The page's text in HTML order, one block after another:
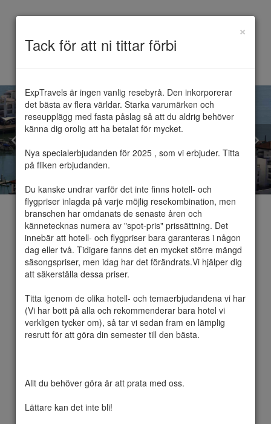
Tack för att ni tittar förbi
×
ExpTravels är ingen vanlig resebyrå. Den inkorporerar
det bästa av flera världar. Starka varumärken och
reseupplägg med fasta påslag så att du aldrig behöver
känna dig orolig att ha betalat för mycket.
Nya specialerbjudanden för 2025 , som vi erbjuder. Titta
på fliken erbjudanden.
Du kanske undrar varför det inte finns hotell- och
flygpriser inlagda på varje möjlig resekombination, men
branschen har omdanats de senaste åren och
kännetecknas numera av "spot-pris" prissättning. Det
innebär att hotell- och flygpriser bara garanteras i någon
dag eller två. Tidigare fanns det en mycket större mängd
säsongspriser, men idag har det förändrats.Vi hjälper dig
att säkerställa dessa priser.
Titta igenom de olika hotell- och temaerbjudandena vi har
(Vi har bott på alla och rekommenderar bara hotel vi
verkligen tycker om), så tar vi sedan fram en lämplig
resrutt för att göra din semester till den bästa.
Allt du behöver göra är att prata med oss.
Lättare kan det inte bli!
Agadir
Agadir  är en kuststad i södra Marocko.
Staden förstördes av en kraftig jordbävning
den 29 februari 1960, vilket resulterade i
Återuppbyggnaden bidrog till att locka till sig
turistnäring.